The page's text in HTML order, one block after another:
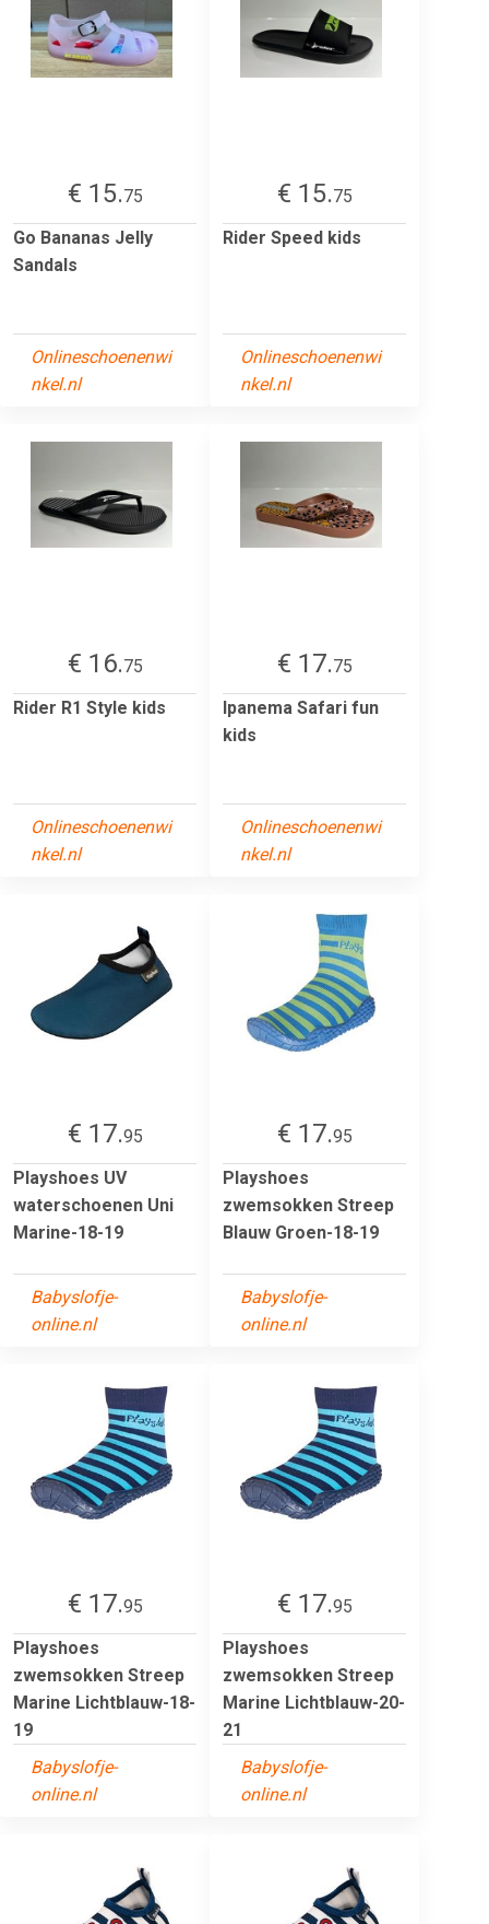
€ 15.75
Go Bananas Jelly
Sandals
Onlineschoenenwi
nkel.nl
€ 15.75
Rider Speed kids
Onlineschoenenwi
nkel.nl
€ 16.75
Rider R1 Style kids
Onlineschoenenwi
nkel.nl
€ 17.75
Ipanema Safari fun
kids
Onlineschoenenwi
nkel.nl
€ 17.95
Playshoes UV
waterschoenen Uni
Marine-18-19
Babyslofje-
online.nl
€ 17.95
Playshoes
zwemsokken Streep
Blauw Groen-18-19
Babyslofje-
online.nl
€ 17.95
Playshoes
zwemsokken Streep
Marine Lichtblauw-18-
19
Babyslofje-
online.nl
€ 17.95
Playshoes
zwemsokken Streep
Marine Lichtblauw-20-
21
Babyslofje-
online.nl